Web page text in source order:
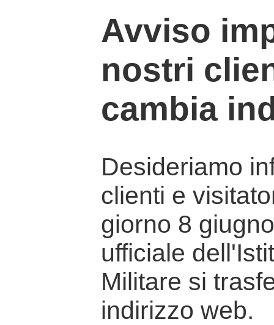
Avviso
nostri
cambia
Desideriamo
clienti e
giorno 8
ufficiale
Militare si
indirizzo web.